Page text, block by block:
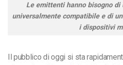
Le emittenti hanno bisogno
universalmente compatibile e di
i dispositivi
Il pubblico di oggi si sta